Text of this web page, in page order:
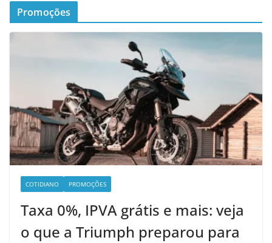
Promoções
COTIDIANO PROMOÇÕES
Taxa 0%, IPVA grátis e mais: veja
o que a Triumph preparou para